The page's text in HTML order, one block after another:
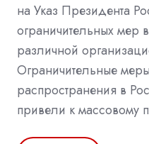
на Указ Президента
ограничительных мер
различной
Ограничительные
распространения в
привели к массовому